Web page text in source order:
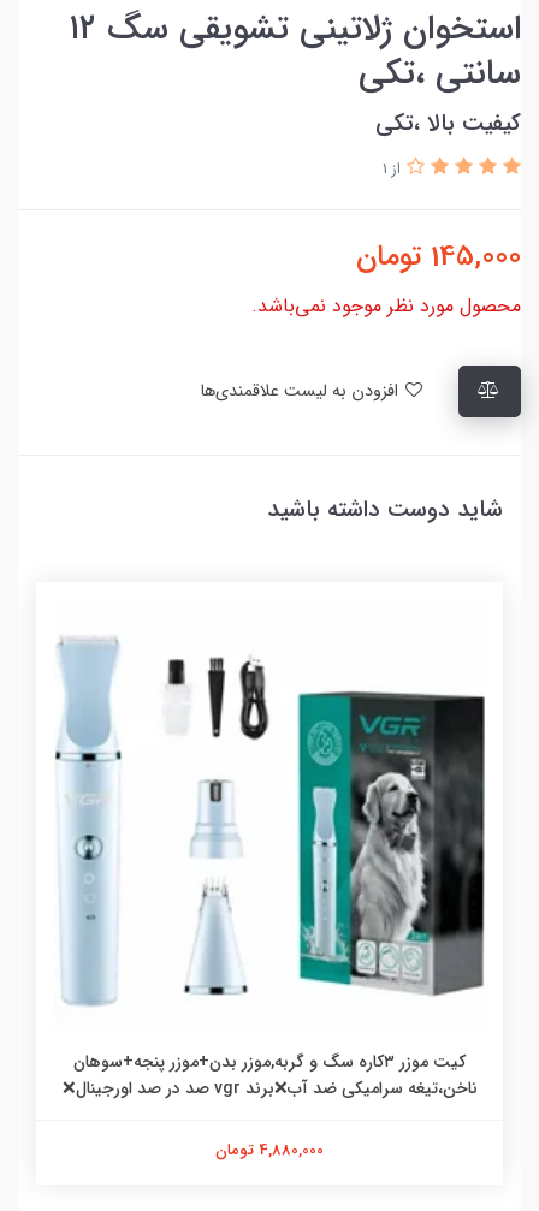
استخوان ژلاتینی تشویقی سگ ۱۲
سانتی ،تکی
کیفیت بالا ،تکی
از 1
145,000 تومان
محصول مورد نظر موجود نمی‌باشد.
شاید دوست داشته باشید
کیت موزر ۳کاره سگ و گربه,موزر بدن+موزر پنجه+سوهان
ناخن،تیغه سرامیکی ضد آب❌برند vgr صد در صد اورجینال❌
4,880,000 تومان